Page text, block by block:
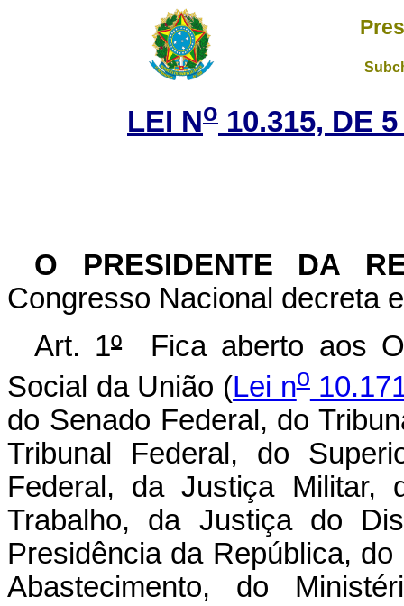
LEI No 10.315, DE
O PRESIDENTE DA
Congresso Nacional decreta
Art. 1ºFica aberto aos
Social da União (Lei no
do Senado Federal, do
Tribunal Federal, do
Federal, da Justiça Militar,
Trabalho, da Justiça do
Presidência da República,
Abastecimento, do